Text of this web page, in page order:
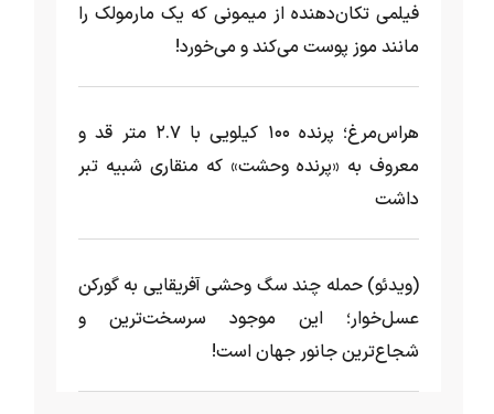
فیلمی تکان‌دهنده از میمونی که یک مارمولک را
مانند موز پوست می‌کند و می‌خورد!
هراس‌مرغ؛ پرنده ۱۰۰ کیلویی با ۲.۷ متر قد و
معروف به «پرنده وحشت» که منقاری شبیه تبر
داشت
(ویدئو) حمله چند سگ وحشی آفریقایی به گورکن
عسل‌خوار؛ این موجود سرسخت‌ترین و
شجاع‌ترین جانور جهان است!